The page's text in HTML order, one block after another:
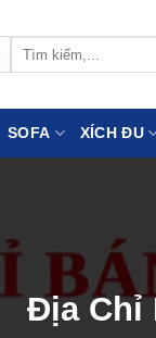
SOFA XÍCH ĐU
Địa Chỉ